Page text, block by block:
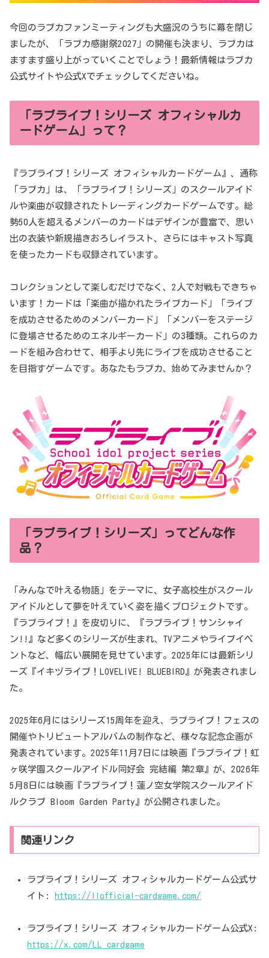
今回のラブカファンミーティングも大盛況のうちに幕を閉じ
ましたが、「ラブカ感謝祭2027」の開催も決まり、ラブカは
ますます盛り上がっていくことでしょう！最新情報はラブカ
公式サイトや公式Xでチェックしてくださいね。
「ラブライブ！シリーズ オフィシャルカ
ードゲーム」って？
『ラブライブ！シリーズ オフィシャルカードゲーム』、通称
「ラブカ」は、「ラブライブ！シリーズ」のスクールアイド
ルや楽曲が収録されたトレーディングカードゲームです。総
勢50人を超えるメンバーのカードはデザインが豊富で、思い
出の衣装や新規描きおろしイラスト、さらにはキャスト写真
を使ったカードも収録されています。
コレクションとして楽しむだけでなく、2人で対戦もできちゃ
います！カードは「楽曲が描かれたライブカード」「ライブ
を成功させるためのメンバーカード」「メンバーをステージ
に登場させるためのエネルギーカード」の3種類。これらのカ
ードを組み合わせて、相手より先にライブを成功させること
を目指すゲームです。あなたもラブカ、始めてみませんか？
「ラブライブ！シリーズ」ってどんな作
品？
「みんなで叶える物語」をテーマに、女子高校生がスクール
アイドルとして夢を叶えていく姿を描くプロジェクトです。
『ラブライブ！』を皮切りに、『ラブライブ！サンシャイ
ン!!』など多くのシリーズが生まれ、TVアニメやライブイベ
ントなど、幅広い展開を見せています。2025年には最新シリ
ーズ『イキヅライブ！LOVELIVE! BLUEBIRD』が発表されまし
た。
2025年6月にはシリーズ15周年を迎え、ラブライブ！フェスの
開催やトリビュートアルバムの制作など、様々な記念企画が
発表されています。2025年11月7日には映画『ラブライブ！虹
ヶ咲学園スクールアイドル同好会 完結編 第2章』が、2026年
5月8日には映画『ラブライブ！蓮ノ空女学院スクールアイド
ルクラブ Bloom Garden Party』が公開されました。
関連リンク
ラブライブ！シリーズ オフィシャルカードゲーム公式サ
イト: https://llofficial-cardgame.com/
ラブライブ！シリーズ オフィシャルカードゲーム公式X:
https://x.com/LL_cardgame